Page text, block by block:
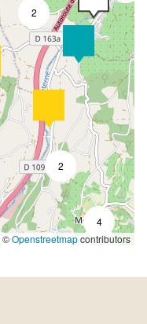
2
4
2
©Openstreetmapcontributors